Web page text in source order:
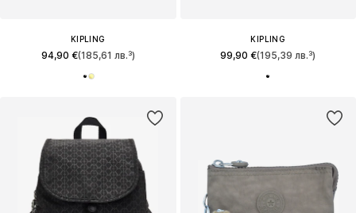
KIPLING
94,90 €(185,61 лв.³)
KIPLING
99,90 €(195,39 лв.³)